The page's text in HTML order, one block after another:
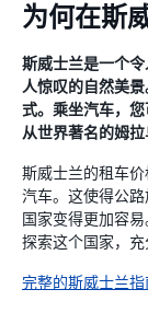
为何在斯
斯威士兰是一个
人惊叹的自然美
式。乘坐汽车，您
从世界著名的姆
斯威士兰的租车
汽车。这使得公
国家变得更加容
探索这个国家，充
完整的斯威士兰指